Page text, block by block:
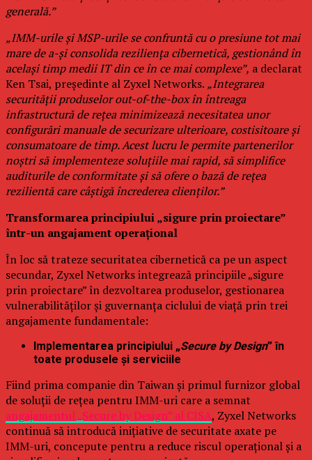
generală.”
„IMM-urile și MSP-urile se confruntă cu o presiune tot mai
mare de a-și consolida reziliența cibernetică, gestionând în
același timp medii IT din ce în ce mai complexe”, a declarat
Ken Tsai, președinte al Zyxel Networks. „Integrarea
securității produselor out-of-the-box în întreaga
infrastructură de rețea minimizează necesitatea unor
configurări manuale de securizare ulterioare, costisitoare și
consumatoare de timp. Acest lucru le permite partenerilor
noștri să implementeze soluțiile mai rapid, să simplifice
auditurile de conformitate și să ofere o bază de rețea
rezilientă care câștigă încrederea clienților.”
Transformarea principiului „sigure prin proiectare”
într-un angajament operațional
În loc să trateze securitatea cibernetică ca pe un aspect
secundar, Zyxel Networks integrează principiile „sigure
prin proiectare” în dezvoltarea produselor, gestionarea
vulnerabilităților și guvernanța ciclului de viață prin trei
angajamente fundamentale:
Implementarea principiului „Secure by Design” în
toate produsele și serviciile
Fiind prima companie din Taiwan și primul furnizor global
de soluții de rețea pentru IMM-uri care a semnat
angajamentul „Secure by Design” al CISA, Zyxel Networks
continuă să introducă inițiative de securitate axate pe
IMM-uri, concepute pentru a reduce riscul operațional și a